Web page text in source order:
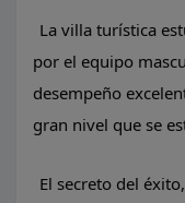
La villa turística
por el equipo
desempeño
gran nivel que se
El secreto del